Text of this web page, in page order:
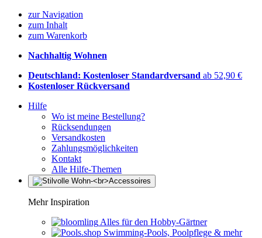
zur Navigation
zum Inhalt
zum Warenkorb
Nachhaltig Wohnen
Deutschland: Kostenloser Standardversand ab 52,90 €
Kostenloser Rückversand
Hilfe
Wo ist meine Bestellung?
Rücksendungen
Versandkosten
Zahlungsmöglichkeiten
Kontakt
Alle Hilfe-Themen
Mehr Inspiration
Alles für den Hobby-Gärtner
Swimming-Pools, Poolpflege & mehr